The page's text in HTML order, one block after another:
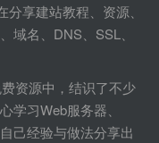
分享建站教程、资源、
域名、DNS、SSL、
资源中，结识了不少
学习Web服务器、
己经验与做法分享出